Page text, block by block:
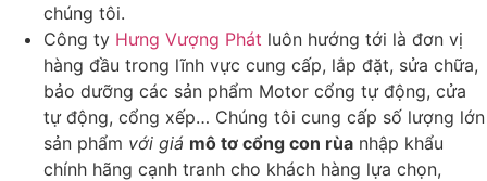
chúng tôi.
Công ty Hưng Vượng Phát luôn hướng tới là đơn vị
hàng đầu trong lĩnh vực cung cấp, lắp đặt, sửa chữa,
bảo dưỡng các sản phẩm Motor cổng tự động, cửa
tự động, cổng xếp… Chúng tôi cung cấp số lượng lớn
sản phẩm với giá mô tơ cổng con rùa nhập khẩu
chính hãng cạnh tranh cho khách hàng lựa chọn,